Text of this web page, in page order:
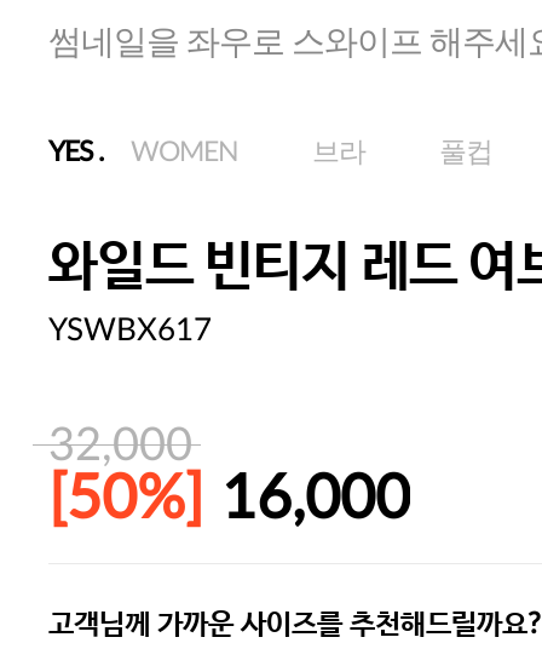
썸네일을 좌우로 스와이프 해주세
YES. WOMEN 브라 풀컵
와일드 빈티지 레드 여
YSWBX617
32,000
[50%] 16,000
주말특가 20%(8.7~8.9)/5만원 이
고객님께 가까운 사이즈를 추천해드릴까요?